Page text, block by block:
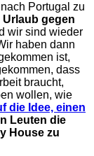
Portugal zu
Urlaub gegen
wir sind wieder
haben dann
ist,
dass
braucht,
wollen, wie
die Idee, einen
Leuten die
House zu